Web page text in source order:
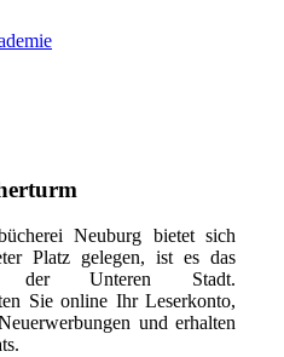
Neuburg bietet sich
Platz gelegen, ist es das
der Unteren Stadt.
Sie online Ihr Leserkonto,
und erhalten